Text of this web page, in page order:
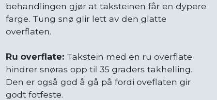
behandlingen gjør at taksteinen får en dypere
farge. Tung snø glir lett av den glatte
overflaten.
Ru overflate: Takstein med en ru overflate
hindrer snøras opp til 35 graders takhelling.
Den er også god å gå på fordi oveflaten gir
godt fotfeste.